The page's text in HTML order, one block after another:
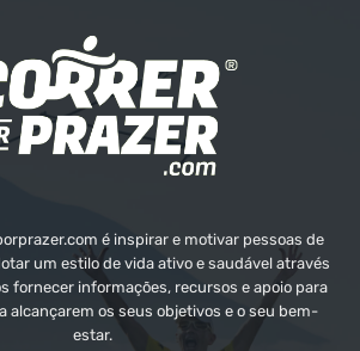
é inspirar e motivar pessoas de
um estilo de vida ativo e saudável através
fornecer informações, recursos e apoio para
alcançarem os seus objetivos e o seu bem-
estar.